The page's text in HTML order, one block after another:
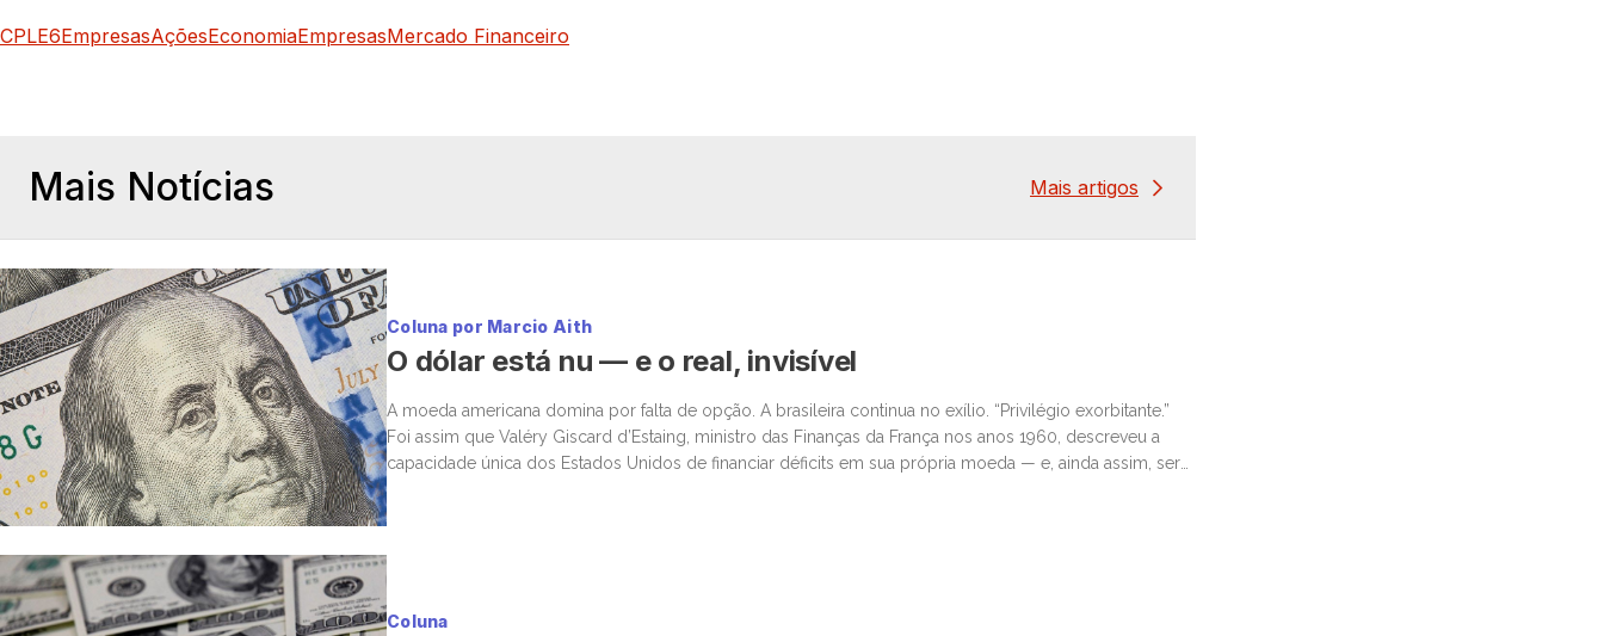
CPLE6EmpresasAçõesEconomiaEmpresasMercado Financeiro
Mais Notícias Mais artigos
Coluna por Marcio Aith
O dólar está nu — e o real, invisível
A moeda americana domina por falta de opção. A brasileira continua no exílio. “Privilégio exorbitante.”
Foi assim que Valéry Giscard d’Estaing, ministro das Finanças da França nos anos 1960, descreveu a
capacidade única dos Estados Unidos de financiar déficits em sua própria moeda — e, ainda assim, ser
Coluna